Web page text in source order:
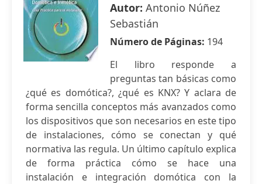
Autor: Antonio Núñez
Sebastián
Número de Páginas: 194
El libro responde a
preguntas tan básicas como
¿qué es domótica?, ¿qué es KNX? Y aclara de
forma sencilla conceptos más avanzados como
los dispositivos que son necesarios en este tipo
de instalaciones, cómo se conectan y qué
normativa las regula. Un último capítulo explica
de forma práctica cómo se hace una
instalación e integración domótica con la